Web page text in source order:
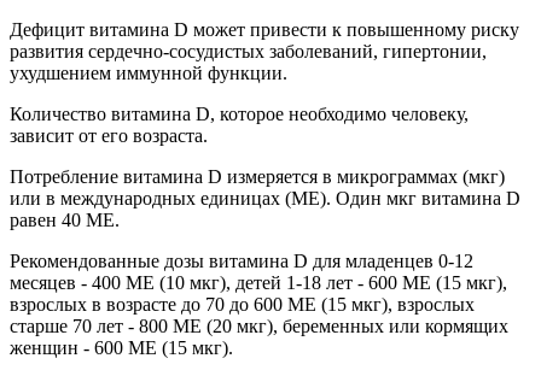
Дефицит витамина D может привести к повышенному риску
развития сердечно-сосудистых заболеваний, гипертонии,
ухудшением иммунной функции.
Количество витамина D, которое необходимо человеку,
зависит от его возраста.
Потребление витамина D измеряется в микрограммах (мкг)
или в международных единицах (МЕ). Один мкг витамина D
равен 40 МЕ.
Рекомендованные дозы витамина D для младенцев 0-12
месяцев - 400 МЕ (10 мкг), детей 1-18 лет - 600 МЕ (15 мкг),
взрослых в возрасте до 70 до 600 МЕ (15 мкг), взрослых
старше 70 лет - 800 МЕ (20 мкг), беременных или кормящих
женщин - 600 МЕ (15 мкг).